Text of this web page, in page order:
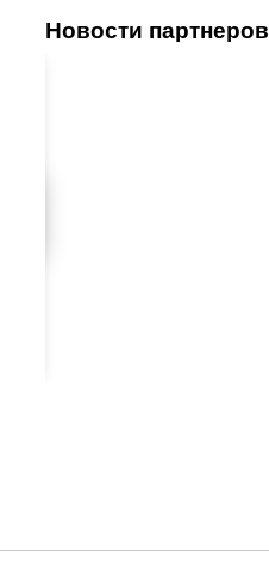
Новости партнеров